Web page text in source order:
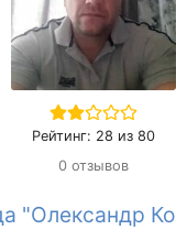
Рейтинг: 28 из 80
0 отзывов
"Олександр